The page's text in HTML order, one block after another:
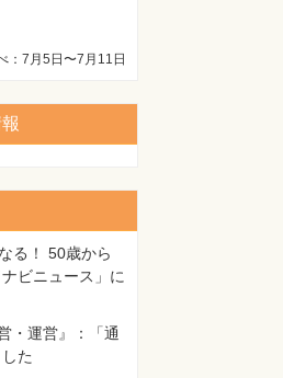
：7月5日〜7月11日
る！ 50歳から
ビニュース」に
・運営』：「通
た